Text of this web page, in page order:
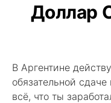
Доллар
В Аргентине
обязательной
всё, что ты